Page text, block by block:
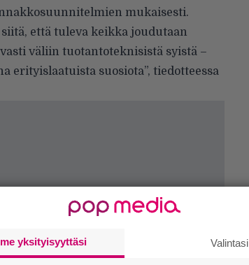
mukaisesti.
että tuleva keikka joudutaan
väliin tuotantoteknisistä syistä –
erityislaatuista suosiota”, tiedotteessa
yksityisyyttäsi Valintasi